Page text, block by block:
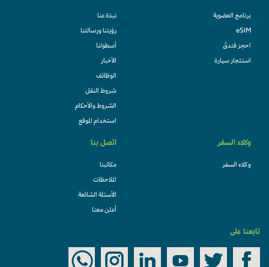
برنامج العضوية
eSIM
احجز فندقً
استئجار سيارة
نبذة عنا
رؤيتنا ورسالتنا
أسطولنا
الأخبار
الوظائف
شروط النقل
الشروط والأحكام
استخدام الموقع
وكلاء السفر
وكلاء السفر
اتصل بنا
مكاتبنا
الملاحظات
الأسئلة الشائعة
أعلن معنا
تابعنا على